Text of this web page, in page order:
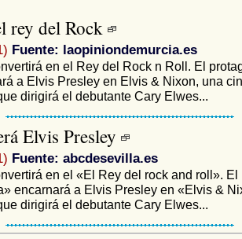
rey del Rock
Fuente: laopiniondemurcia.es
en el Rey del Rock n Roll. El
a Elvis Presley en Elvis & Nixon, una
dirigirá el debutante Cary Elwes...
Elvis Presley
Fuente: abcdesevilla.es
en el «El Rey del rock and roll». El
encarnará a Elvis Presley en «Elvis &
dirigirá el debutante Cary Elwes...